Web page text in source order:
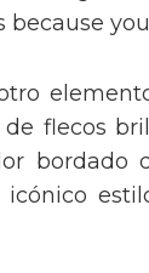
Rights”,
flecos
bordado